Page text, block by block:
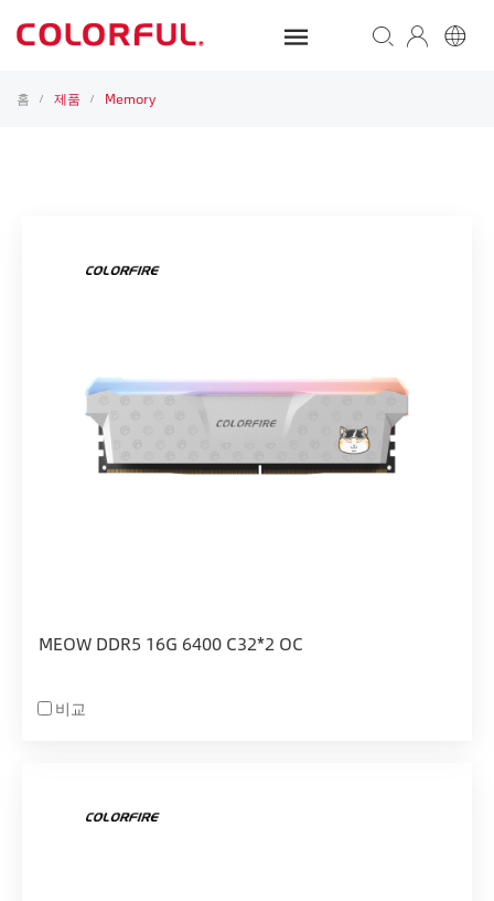
홈 / 제품 / Memory
MEOW DDR5 16G 6400 C32*2 OC
비교